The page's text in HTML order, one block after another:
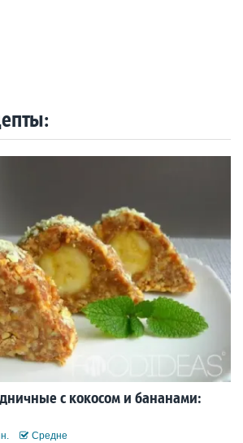
с кокосом и бананами:
Средне